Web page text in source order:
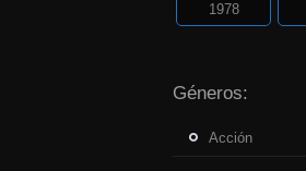
1978
Géneros:
Acción